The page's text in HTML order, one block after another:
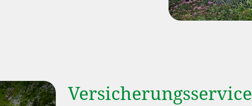
Versicherungsservice